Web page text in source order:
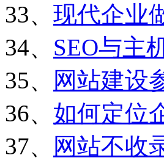
33、 现代企业
34、 SEO与主
35、
网站建设
36、 如何定位
37、
网站不收